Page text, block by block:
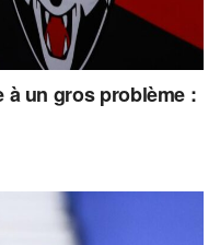
à un gros problème :